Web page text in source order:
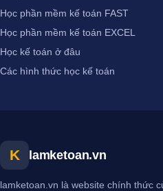
Học phần mềm kế toán FAST
Học phần mềm kế toán EXCEL
Học kế toán ở đâu
Các hình thức học kế toán
K lamketoan.vn
lamketoan.vn là website chính thức